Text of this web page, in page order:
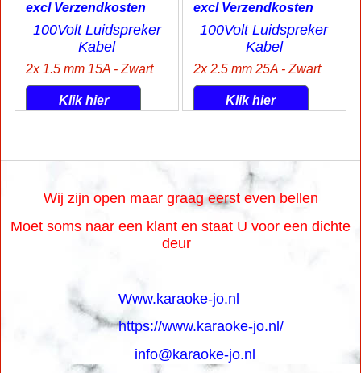
excl Verzendkosten
100Volt Luidspreker
Kabel
2x 1.5 mm 15A - Zwart
Klik hier
excl Verzendkosten
100Volt Luidspreker
Kabel
2x 2.5 mm 25A - Zwart
Klik hier
Wij zijn open maar graag eerst even bellen
Moet soms naar een klant en staat U voor een dichte
deur
Www.karaoke-jo.nl
https://www.karaoke-jo.nl/
info@karaoke-jo.nl